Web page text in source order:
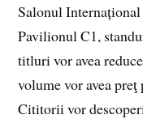
Salonul
Pavilionul C1,
titluri vor avea
volume vor avea
Cititorii vor